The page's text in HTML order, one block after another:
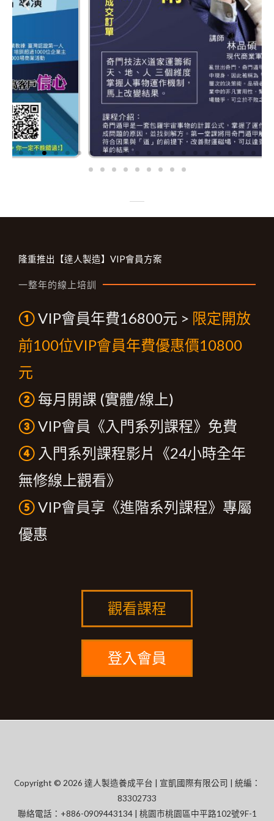
隆重推出【達人製造】VIP會員方案
一整年的線上培訓
①VIP會員年費16800元 > 限定開放
前100位VIP會員年費優惠價10800
元
② 每月開課 (實體/線上)
③VIP會員《入門系列課程》免費
④ 入門系列課程影片《24小時全年
無修線上觀看》
⑤VIP會員享《進階系列課程》專屬
優惠
觀看課程
登入會員
Copyright © 2026 達人製造養成平台 | 宣凱國際有限公司 | 統編：
83302733
聯絡電話：+886-0909443134 | 桃園市桃園區中平路102號9F-1